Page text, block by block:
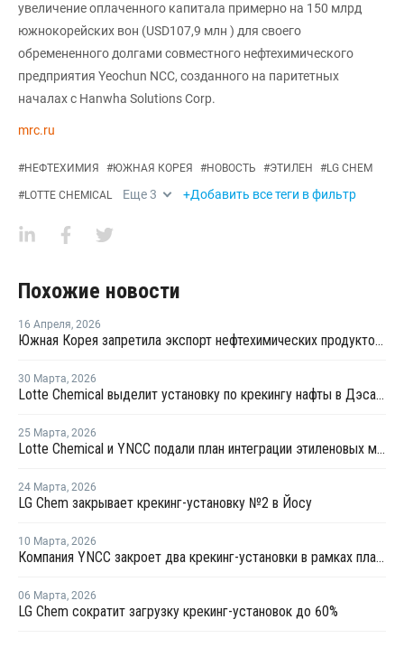
увеличение оплаченного капитала примерно на 150 млрд
южнокорейских вон (USD107,9 млн ) для своего
обремененного долгами совместного нефтехимического
предприятия Yeochun NCC, созданного на паритетных
началах с Hanwha Solutions Corp.
mrc.ru
#НЕФТЕХИМИЯ #ЮЖНАЯ КОРЕЯ #НОВОСТЬ #ЭТИЛЕН #LG CHEM
#LOTTE CHEMICAL Еще3 +Добавить все теги в фильтр
Похожие новости
16 Апреля, 2026
Южная Корея запретила экспорт нефтехимических продуктов из нафты
30 Марта, 2026
Lotte Chemical выделит установку по крекингу нафты в Дэсане и объединится с HD Hyundai Chemical
25 Марта, 2026
Lotte Chemical и YNCC подали план интеграции этиленовых мощностей в Йосу
24 Марта, 2026
LG Chem закрывает крекинг-установку №2 в Йосу
10 Марта, 2026
Компания YNCC закроет два крекинг-установки в рамках плана рационализации производства этилена в Южной Корее
06 Марта, 2026
LG Chem сократит загрузку крекинг-установок до 60%